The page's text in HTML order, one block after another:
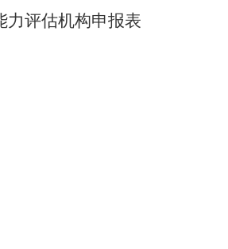
力评估机构申报表